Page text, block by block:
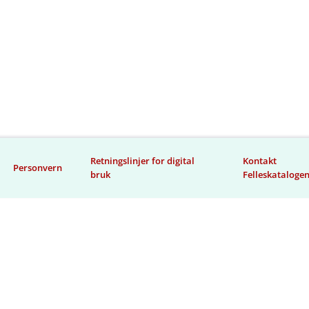
Personvern
Retningslinjer for digital
bruk
Kontakt
Felleskatalogen